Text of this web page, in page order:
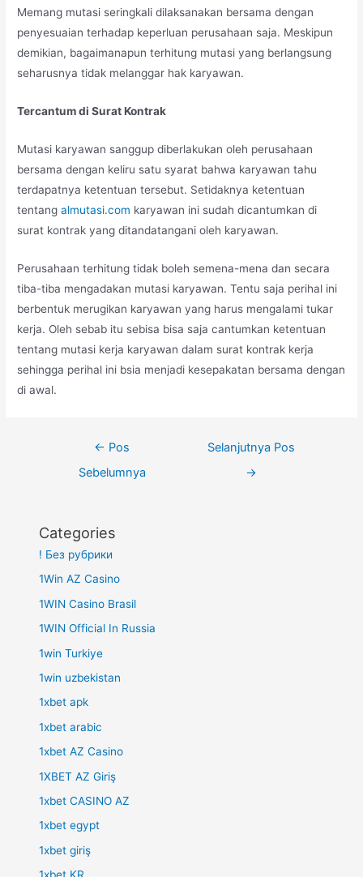
Memang mutasi seringkali dilaksanakan bersama dengan
penyesuaian terhadap keperluan perusahaan saja. Meskipun
demikian, bagaimanapun terhitung mutasi yang berlangsung
seharusnya tidak melanggar hak karyawan.
Tercantum di Surat Kontrak
Mutasi karyawan sanggup diberlakukan oleh perusahaan
bersama dengan keliru satu syarat bahwa karyawan tahu
terdapatnya ketentuan tersebut. Setidaknya ketentuan
tentangalmutasi.com karyawan ini sudah dicantumkan di
surat kontrak yang ditandatangani oleh karyawan.
Perusahaan terhitung tidak boleh semena-mena dan secara
tiba-tiba mengadakan mutasi karyawan. Tentu saja perihal ini
berbentuk merugikan karyawan yang harus mengalami tukar
kerja. Oleh sebab itu sebisa bisa saja cantumkan ketentuan
tentang mutasi kerja karyawan dalam surat kontrak kerja
sehingga perihal ini bsia menjadi kesepakatan bersama dengan
di awal.
← Pos
Sebelumnya
Selanjutnya Pos
→
Categories
! Без рубрики
1Win AZ Casino
1WIN Casino Brasil
1WIN Official In Russia
1win Turkiye
1win uzbekistan
1xbet apk
1xbet arabic
1xbet AZ Casino
1XBET AZ Giriş
1xbet CASINO AZ
1xbet egypt
1xbet giriş